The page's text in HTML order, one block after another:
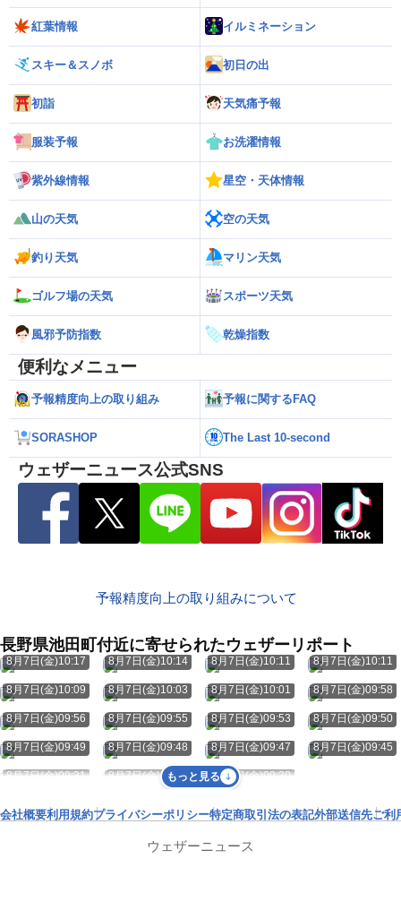
紅葉情報 イルミネーション
スキー＆スノボ 初日の出
初詣 天気痛予報
服装予報 お洗濯情報
紫外線情報 星空・天体情報
山の天気 空の天気
釣り天気 マリン天気
ゴルフ場の天気 スポーツ天気
風邪予防指数 乾燥指数
便利なメニュー
予報精度向上の取り組み 予報に関するFAQ
SORASHOP The Last 10-second
ウェザーニュース公式SNS
予報精度向上の取り組みについて
長野県池田町付近に寄せられたウェザーリポート
8月7日(金)10:17 8月7日(金)10:14 8月7日(金)10:11 8月7日(金)10:11
8月7日(金)10:09 8月7日(金)10:03 8月7日(金)10:01 8月7日(金)09:58
8月7日(金)09:56 8月7日(金)09:55 8月7日(金)09:53 8月7日(金)09:50
8月7日(金)09:49 8月7日(金)09:48 8月7日(金)09:47 8月7日(金)09:45
8月7日(金)09:31 8月7日(金)09:30 8月7日(金)09:30
もっと見る
会社概要利用規約プライバシーポリシー特定商取引法の表記外部送信先ご利
ウェザーニュース